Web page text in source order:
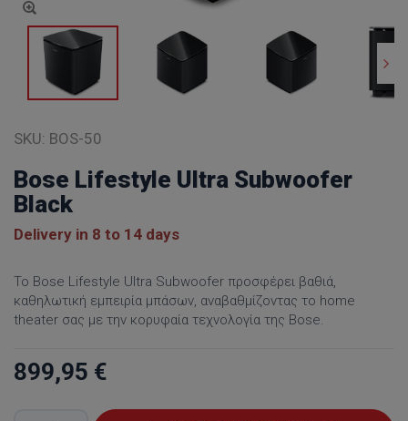
SKU: BOS-50
Bose Lifestyle Ultra Subwoofer
Black
Delivery in 8 to 14 days
Το Bose Lifestyle Ultra Subwoofer προσφέρει βαθιά,
καθηλωτική εμπειρία μπάσων, αναβαθμίζοντας το home
theater σας με την κορυφαία τεχνολογία της Bose.
899,95 €